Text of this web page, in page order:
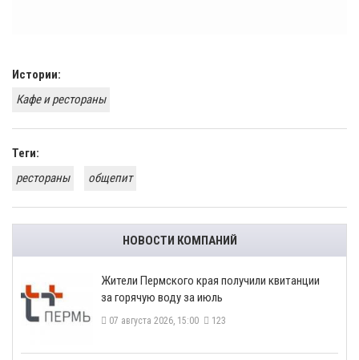
Истории:
Кафе и рестораны
Теги:
рестораны
общепит
НОВОСТИ КОМПАНИЙ
​Жители Пермского края получили квитанции
за горячую воду за июль
07 августа 2026, 15:00 123